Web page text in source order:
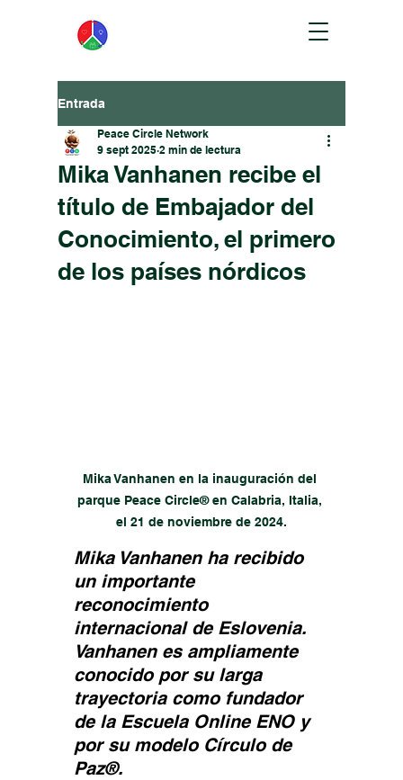
Entrada
Mika Vanhanen recibe el
título de Embajador del
Conocimiento, el primero
de los países nórdicos
Peace Circle Network
9 sept 2025 2 min de lectura
Mika Vanhanen en la inauguración del
parque Peace Circle® en Calabria, Italia,
el 21 de noviembre de 2024.
Mika Vanhanen ha recibido
un importante
reconocimiento
internacional de Eslovenia.
Vanhanen es ampliamente
conocido por su larga
trayectoria como fundador
de la Escuela Online ENO y
por su modelo Círculo de
Paz®.